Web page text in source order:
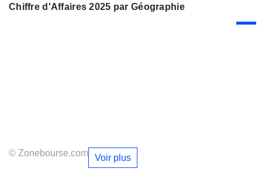
Chiffre d'Affaires 2025 par Géographie
© Zonebourse.com Voir plus